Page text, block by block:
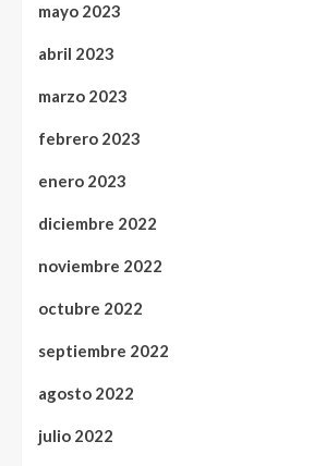
mayo 2023
abril 2023
marzo 2023
febrero 2023
enero 2023
diciembre 2022
noviembre 2022
octubre 2022
septiembre 2022
agosto 2022
julio 2022